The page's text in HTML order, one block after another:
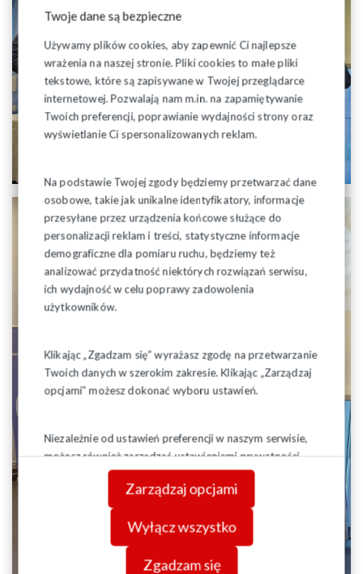
Twoje dane są bezpieczne
Używamy plików cookies, aby zapewnić Ci najlepsze
wrażenia na naszej stronie. Pliki cookies to małe pliki
tekstowe, które są zapisywane w Twojej przeglądarce
internetowej. Pozwalają nam m.in. na zapamiętywanie
Twoich preferencji, poprawianie wydajności strony oraz
wyświetlanie Ci spersonalizowanych reklam.
Na podstawie Twojej zgody będziemy przetwarzać dane
osobowe, takie jak unikalne identyfikatory, informacje
przesyłane przez urządzenia końcowe służące do
personalizacji reklam i treści, statystyczne informacje
demograficzne dla pomiaru ruchu, będziemy też
analizować przydatność niektórych rozwiązań serwisu,
ich wydajność w celu poprawy zadowolenia
użytkowników.
Klikając „Zgadzam się” wyrażasz zgodę na przetwarzanie
Twoich danych w szerokim zakresie. Klikając „Zarządzaj
opcjami” możesz dokonać wyboru ustawień.
Niezależnie od ustawień preferencji w naszym serwisie,
możesz również zarządzać ustawieniami prywatności
swojej przeglądarki. Więcej informacji o przetwarzaniu
danych znajdziesz wPolityce prywatności.
Zarządzaj opcjami
Wyłącz wszystko
Zgadzam się